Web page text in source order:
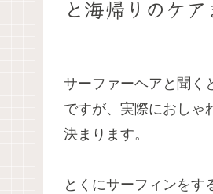
と海帰りのケア
サーファーヘアと聞く
ですが、実際におしゃ
決まります。
とくにサーフィンをす